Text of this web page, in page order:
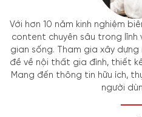
Với hơn 10 năm kinh nghiệm
content chuyên sâu trong lĩnh
gian sống. Tham gia xây
đề về nội thất gia đình, thiết
Mang đến thông tin hữu ích,
người